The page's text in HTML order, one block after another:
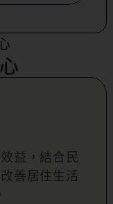
益，結合民
善居住生活